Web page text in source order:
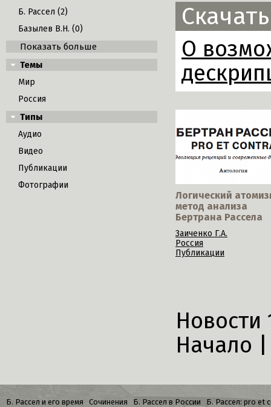
Б. Рассел (2)
Базылев В.Н. (0)
Показать больше
Темы
Мир
Россия
Типы
Аудио
Видео
Публикации
Фотографии
Скачать
О
Логический
метод анализа
Бертрана Рассела
Заиченко Г.А.
Россия
Публикации
Новости
Начало
Б. Рассел и его время Сочинения Б. Рассел в России Б. Рассел: pro et